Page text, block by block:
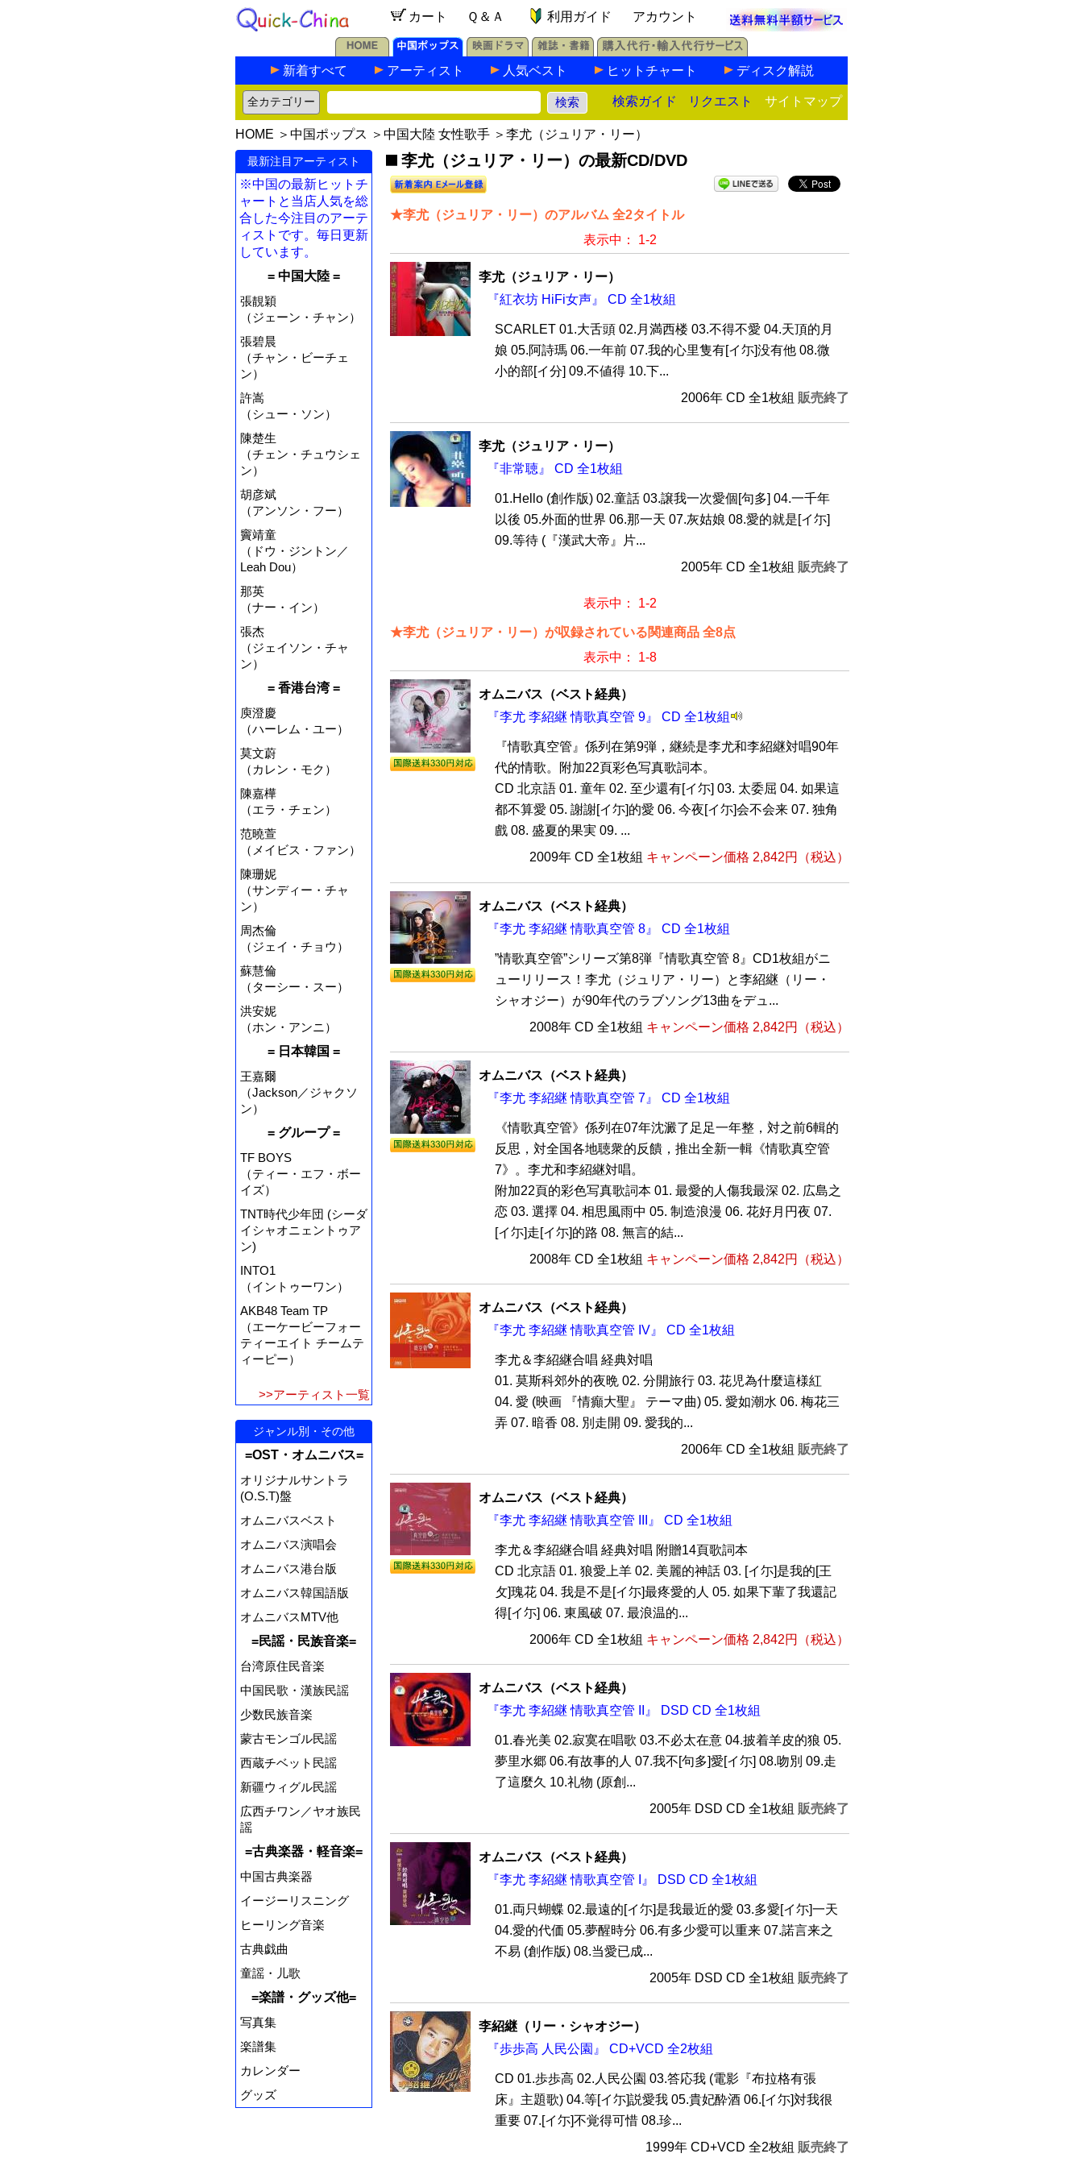
カート Ｑ＆Ａ 利用ガイド アカウント
新着すべて アーティスト 人気ベスト ヒットチャート ディスク解説
検索ガイド リクエスト サイトマップ
HOME ＞ 中国ポップス ＞ 中国大陸 女性歌手 ＞李尤（ジュリア・リー）
最新注目アーティスト
※中国の最新ヒットチ
ャートと当店人気を総
合した今注目のアーテ
ィストです。毎日更新
しています。
= 中国大陸 =
張靚穎
（ジェーン・チャン）
張碧晨
（チャン・ビーチェ
ン）
許嵩
（シュー・ソン）
陳楚生
（チェン・チュウシェ
ン）
胡彦斌
（アンソン・フー）
竇靖童
（ドウ・ジントン／
Leah Dou）
那英
（ナー・イン）
張杰
（ジェイソン・チャ
ン）
= 香港台湾 =
庾澄慶
（ハーレム・ユー）
莫文蔚
（カレン・モク）
陳嘉樺
（エラ・チェン）
范曉萱
（メイビス・ファン）
陳珊妮
（サンディー・チャ
ン）
周杰倫
（ジェイ・チョウ）
蘇慧倫
（ターシー・スー）
洪安妮
（ホン・アンニ）
= 日本韓国 =
王嘉爾
（Jackson／ジャクソ
ン）
= グループ =
TF BOYS
（ティー・エフ・ボー
イズ）
TNT時代少年団 (シーダ
イシャオニェントゥア
ン)
INTO1
（イントゥーワン）
AKB48 Team TP
（エーケービーフォー
ティーエイト チームテ
ィーピー）
>>アーティスト一覧
ジャンル別・その他
=OST・オムニバス=
オリジナルサントラ
(O.S.T)盤
オムニバスベスト
オムニバス演唱会
オムニバス港台版
オムニバス韓国語版
オムニバスMTV他
=民謡・民族音楽=
台湾原住民音楽
中国民歌・漢族民謡
少数民族音楽
蒙古モンゴル民謡
西蔵チベット民謡
新疆ウィグル民謡
広西チワン／ヤオ族民
謡
=古典楽器・軽音楽=
中国古典楽器
イージーリスニング
ヒーリング音楽
古典戯曲
童謡・儿歌
=楽譜・グッズ他=
写真集
楽譜集
カレンダー
グッズ
李尤（ジュリア・リー）の最新CD/DVD
★李尤（ジュリア・リー）のアルバム 全2タイトル
表示中： 1-2
李尤（ジュリア・リー）
『紅衣坊 HiFi女声』 CD 全1枚組
SCARLET 01.大舌頭 02.月満西楼 03.不得不愛 04.天頂的月
娘 05.阿詩瑪 06.一年前 07.我的心里隻有[イ尓]没有他 08.微
小的部[イ分] 09.不値得 10.下...
2006年 CD 全1枚組 販売終了
李尤（ジュリア・リー）
『非常聴』 CD 全1枚組
01.Hello (創作版) 02.童話 03.譲我一次愛個[句多] 04.一千年
以後 05.外面的世界 06.那一天 07.灰姑娘 08.愛的就是[イ尓]
09.等待 (『漢武大帝』片...
2005年 CD 全1枚組 販売終了
表示中： 1-2
★李尤（ジュリア・リー）が収録されている関連商品 全8点
表示中： 1-8
オムニバス（ベスト経典）
『李尤 李紹継 情歌真空管 9』 CD 全1枚組
『情歌真空管』係列在第9弾，継続是李尤和李紹継対唱90年
代的情歌。附加22頁彩色写真歌詞本。
CD 北京語 01. 童年 02. 至少還有[イ尓] 03. 太委屈 04. 如果這
都不算愛 05. 謝謝[イ尓]的愛 06. 今夜[イ尓]会不会来 07. 独角
戲 08. 盛夏的果実 09. ...
2009年 CD 全1枚組 キャンペーン価格 2,842円（税込）
オムニバス（ベスト経典）
『李尤 李紹継 情歌真空管 8』 CD 全1枚組
”情歌真空管”シリーズ第8弾『情歌真空管 8』CD1枚組がニ
ューリリース！李尤（ジュリア・リー）と李紹継（リー・
シャオジー）が90年代のラブソング13曲をデュ...
2008年 CD 全1枚組 キャンペーン価格 2,842円（税込）
オムニバス（ベスト経典）
『李尤 李紹継 情歌真空管 7』 CD 全1枚組
《情歌真空管》係列在07年沈澱了足足一年整，対之前6輯的
反思，対全国各地聴衆的反饋，推出全新一輯《情歌真空管
7》。李尤和李紹継対唱。
附加22頁的彩色写真歌詞本 01. 最愛的人傷我最深 02. 広島之
恋 03. 選擇 04. 相思風雨中 05. 制造浪漫 06. 花好月円夜 07.
[イ尓]走[イ尓]的路 08. 無言的結...
2008年 CD 全1枚組 キャンペーン価格 2,842円（税込）
オムニバス（ベスト経典）
『李尤 李紹継 情歌真空管 IV』 CD 全1枚組
李尤＆李紹継合唱 経典対唱
01. 莫斯科郊外的夜晩 02. 分開旅行 03. 花児為什麼這様紅
04. 愛 (映画 『情癲大聖』 テーマ曲) 05. 愛如潮水 06. 梅花三
弄 07. 暗香 08. 別走開 09. 愛我的...
2006年 CD 全1枚組 販売終了
オムニバス（ベスト経典）
『李尤 李紹継 情歌真空管 III』 CD 全1枚組
李尤＆李紹継合唱 経典対唱 附贈14頁歌詞本
CD 北京語 01. 狼愛上羊 02. 美麗的神話 03. [イ尓]是我的[王
攵]瑰花 04. 我是不是[イ尓]最疼愛的人 05. 如果下輩了我還記
得[イ尓] 06. 東風破 07. 最浪温的...
2006年 CD 全1枚組 キャンペーン価格 2,842円（税込）
オムニバス（ベスト経典）
『李尤 李紹継 情歌真空管 II』 DSD CD 全1枚組
01.春光美 02.寂寞在唱歌 03.不必太在意 04.披着羊皮的狼 05.
夢里水郷 06.有故事的人 07.我不[句多]愛[イ尓] 08.吻別 09.走
了這麼久 10.礼物 (原創...
2005年 DSD CD 全1枚組 販売終了
オムニバス（ベスト経典）
『李尤 李紹継 情歌真空管 I』 DSD CD 全1枚組
01.両只蝴蝶 02.最遠的[イ尓]是我最近的愛 03.多愛[イ尓]一天
04.愛的代価 05.夢醒時分 06.有多少愛可以重来 07.諾言来之
不易 (創作版) 08.当愛已成...
2005年 DSD CD 全1枚組 販売終了
李紹継（リー・シャオジー）
『歩歩高 人民公園』 CD+VCD 全2枚組
CD 01.歩歩高 02.人民公園 03.答応我 (電影『布拉格有張
床』主題歌) 04.等[イ尓]説愛我 05.貴妃酔酒 06.[イ尓]対我很
重要 07.[イ尓]不覚得可惜 08.珍...
1999年 CD+VCD 全2枚組 販売終了